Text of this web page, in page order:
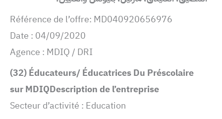
Référence de l’offre: MD040920656976
Date : 04/09/2020
Agence : MDIQ / DRI
(32) Éducateurs/ Éducatrices Du Préscolaire
sur MDIQDescription de l’entreprise
Secteur d’activité : Education